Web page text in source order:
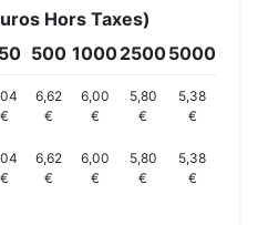
Hors Taxes)
500 100025005000
€
6,62
€
6,00
€
5,80
€
5,38
€
€
6,62
€
6,00
€
5,80
€
5,38
€